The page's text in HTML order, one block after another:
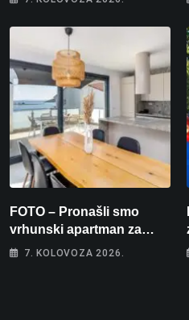
FOTO – Pronašli smo
vrhunski apartman za
odmor: Pogled na more, tri
7. KOLOVOZA 2026.